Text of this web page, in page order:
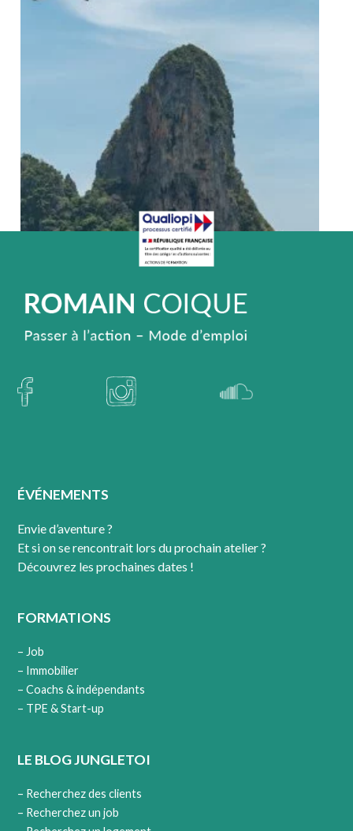
Pourquoi avoir un coup d’avance dans
joué sans but », Pedro Damiano. Nous avons
uniques, que notre parcours est vraiment
différent de celui des « autres » et que de ce […]
ÉVÉNEMENTS
Envie d’aventure ?
Et si on se rencontrait lors du prochain atelier ?
Découvrez les prochaines dates !
FORMATIONS
– Job
– Immobilier
– Coachs & indépendants
– TPE & Start-up
LE BLOG JUNGLETOI
– Recherchez des clients
– Recherchez un job